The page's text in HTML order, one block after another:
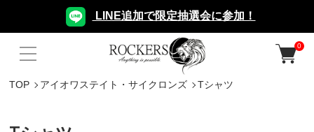
LINE追加で限定抽選会に参加！
0
TOP アイオワステイト・サイクロンズ Tシャツ